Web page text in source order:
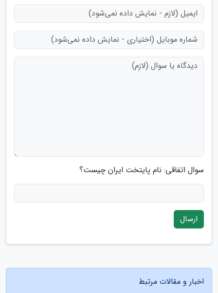
سوال اتفاقی: نام پایتخت ایران چیست؟
ارسال
اخبار و مقالات مرتبط